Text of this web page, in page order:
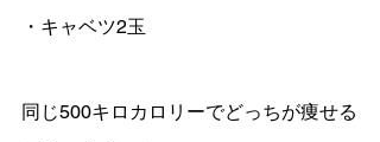
・キャベツ2玉
同じ500キロカロリーでどっちが痩せる